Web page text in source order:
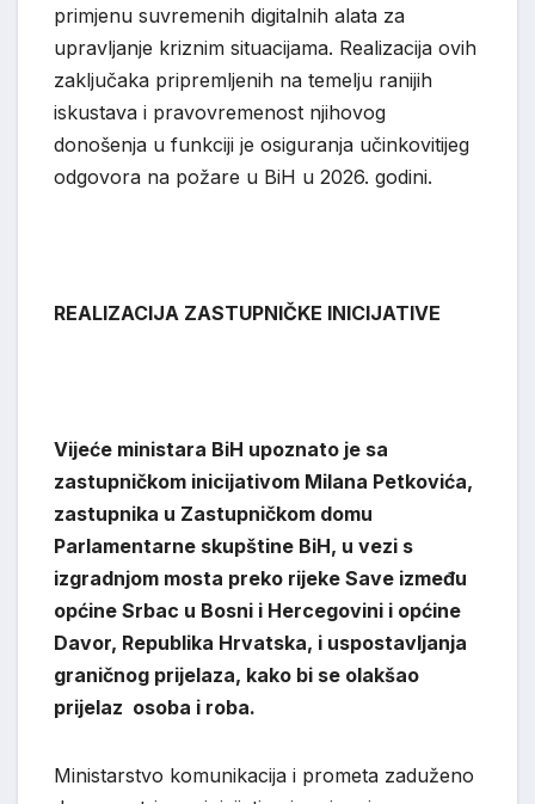
primjenu suvremenih digitalnih alata za
upravljanje kriznim situacijama. Realizacija ovih
zaključaka pripremljenih na temelju ranijih
iskustava i pravovremenost njihovog
donošenja u funkciji je osiguranja učinkovitijeg
odgovora na požare u BiH u 2026. godini.
REALIZACIJA ZASTUPNIČKE INICIJATIVE
Vijeće ministara BiH upoznato je sa
zastupničkom inicijativom Milana Petkovića,
zastupnika u Zastupničkom domu
Parlamentarne skupštine BiH, u vezi s
izgradnjom mosta preko rijeke Save između
općine Srbac u Bosni i Hercegovini i općine
Davor, Republika Hrvatska, i uspostavljanja
graničnog prijelaza, kako bi se olakšao
prijelaz osoba i roba.
Ministarstvo komunikacija i prometa zaduženo